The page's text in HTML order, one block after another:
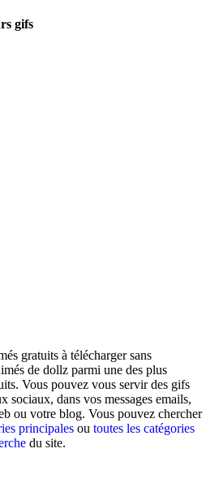
gifs
gratuits à télécharger sans
de dollz parmi une des plus
Vous pouvez vous servir des gifs
sociaux, dans vos messages emails,
ou votre blog. Vous pouvez chercher
principales ou toutes les catégories
du site.